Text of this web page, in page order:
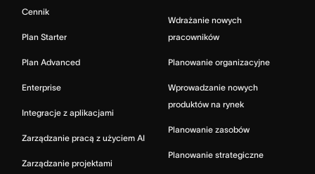
Cennik
Plan Starter
Plan Advanced
Enterprise
Integracje z aplikacjami
Zarządzanie pracą z użyciem AI
Zarządzanie projektami
Wdrażanie nowych
pracowników
Planowanie organizacyjne
Wprowadzanie nowych
produktów na rynek
Planowanie zasobów
Planowanie strategiczne